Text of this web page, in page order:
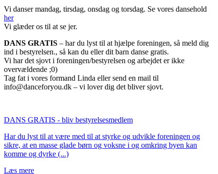
Vi danser mandag, tirsdag, onsdag og torsdag. Se vores dansehold
her
Vi glæder os til at se jer.
DANS GRATIS – har du lyst til at hjælpe foreningen, så meld dig
ind i bestyrelsen., så kan du eller dit barn danse gratis.
Vi har det sjovt i foreningen/bestyrelsen og arbejdet er ikke
overvældende ;0)
Tag fat i vores formand Linda eller send en mail til
info@danceforyou.dk – vi lover dig det bliver sjovt.
DANS GRATIS - bliv bestyrelsesmedlem
Har du lyst til at være med til at styrke og udvikle foreningen og
sikre, at en masse glade børn og voksne i og omkring byen kan
komme og dyrke (...)
Læs mere